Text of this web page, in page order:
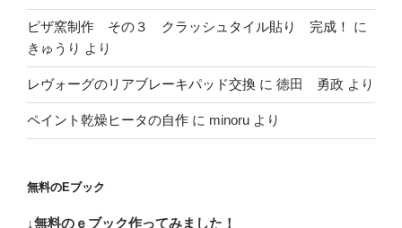
ピザ窯制作 その３ クラッシュタイル貼り 完成！
に
きゅうり より
レヴォーグのリアブレーキパッド交換 に 徳田 勇政 より
ペイント乾燥ヒータの自作 に minoru より
無料のEブック
↓無料のｅブック作ってみました！